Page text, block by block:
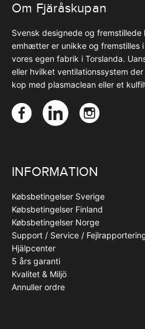
Om Fjäråskupan
Svensk designede og fremstillede
emhætter er unikke og fremstilles
vores egen fabrik i Torslanda.
eller hvilket ventilationssystem
kop med plasmaclean eller et
INFORMATION
Købsbetingelser Sverige
Købsbetingelser Finland
Købsbetingelser Norge
Support / Service /
Hjälpcenter
5 års garanti
Kvalitet & Miljö
Annuller ordre